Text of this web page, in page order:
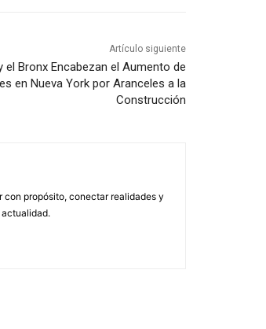
Artículo siguiente
el Bronx Encabezan el Aumento de
en Nueva York por Aranceles a la
Construcción
propósito, conectar realidades y